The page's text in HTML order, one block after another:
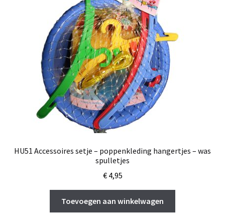
HU51 Accessoires setje – poppenkleding hangertjes – was
spulletjes
€4,95
Toevoegen aan winkelwagen